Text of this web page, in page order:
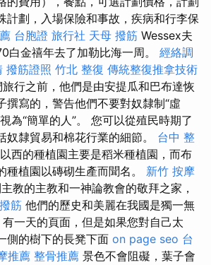
計劃，入場保險和事故，疾病和行李保
台胞證 旅行社 天母 撥筋 Wessex夫
白金禧年去了加勒比海一周。 經絡調
撥筋證照 竹北 整復 傳統整復推拿技術
行之前，他們是由安提瓜和巴布達恢
撰寫的，警告他們不要對奴隸制“虛
為“簡單的人”。 您可以從殖民時期了
奴隸貿易和棉花行業的細節。 台中 整
西的種植園主要是稻米種植園，而布
種植園以磚砌生產而聞名。 新竹 按摩
教的主教和一神論教會的敬拜之家，
筋 他們的歷史和美麗在我國是獨一無
有一天的頁面，但是如果您對自己太
側的樹下的長凳下面 on page seo 台
推薦 整骨推薦 景色不會阻礙，葉子會